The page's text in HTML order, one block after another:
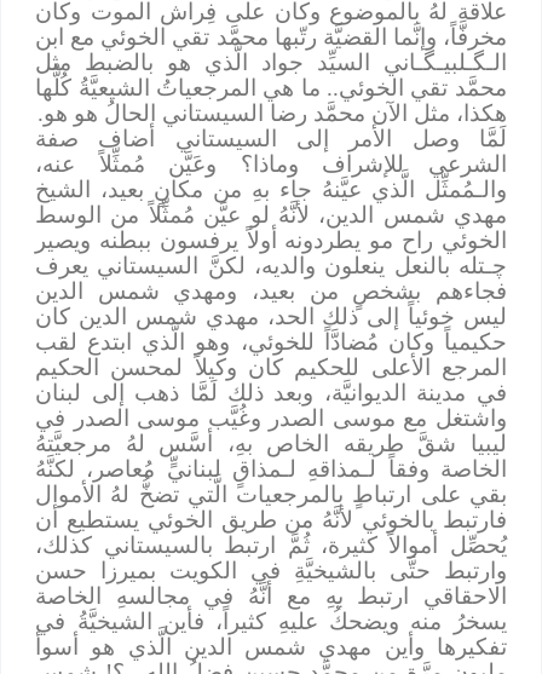
علاقة لهُ بالموضوع وكان على فِراش الموت وكان
مخرفَّاً، وإنَّما القضيَّة رتّبها محمَّد تقي الخوئي مع ابن
الـﮕـلبيـﮕـاني السيِّد جواد الَّذي هو بالضبط مثل
محمَّد تقي الخوئي ..ما هي المرجعياتُ الشيعيَّةُ كُلُّها
هكذا، مثل الآن محمَّد رضا السيستاني الحالُ هو هو.
لَمَّا وصل الأمر إلى السيستاني أضاف صفة
الشرعي للإشراف وماذا؟ وعَيَّن مُمثِّلاً عنه،
والـمُمثِّل الَّذي عيَّنهُ جاء بهِ من مكانٍ بعيد، الشيخ
مهدي شمس الدين، لأنَّهُ لو عيَّن مُمثِّلاً من الوسط
الخوئي راح مو يطردونه أولاً يرفسون ببطنه ويصير
ﭼـتله بالنعل ينعلون والديه، لكنَّ السيستاني يعرف
فجاءهم بشخصٍ من بعيد، ومهدي شمس الدين
ليس خوئياً إلى ذلك الحد، مهدي شمس الدين كان
حكيمياً وكان مُضادَّاً للخوئي، وهو الَّذي ابتدع لقب
المرجع الأعلى للحكيم كان وكيلاً لمحسن الحكيم
في مدينة الديوانيَّة، وبعد ذلك لَمَّا ذهب إلى لبنان
واشتغل مع موسى الصدر وغُيَّب موسى الصدر في
ليبيا شقَّ طريقه الخاص بهِ، أسَّس لهُ مرجعيَّتهُ
الخاصة وفقاً لـمذاقهِ لـمذاقٍ لبنانيٍّ مُعاصر، لكنَّهُ
بقي على ارتباطٍ بالمرجعيات الَّتي تضخُّ لهُ الأموال
فارتبط بالخوئي لأنَّهُ من طريق الخوئي يستطيع أن
يُحصِّل أموالاً كثيرة، ثُمَّ ارتبط بالسيستاني كذلك،
وارتبط حتَّى بالشيخيَّةِ في الكويت بميرزا حسن
الاحقاقي ارتبط بهِ مع أنَّهُ في مجالسهِ الخاصة
يسخرُ منه ويضحكُ عليهِ كثيراً، فأين الشيخيَّةُ في
تفكيرها وأين مهدي شمس الدين الَّذي هو أسوأ